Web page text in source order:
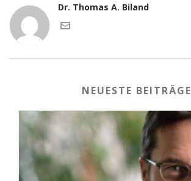
Dr. Thomas A. Biland
NEUESTE BEITRÄGE